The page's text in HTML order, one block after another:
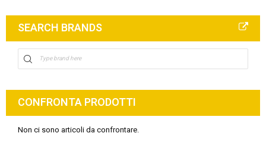
SEARCH BRANDS
CONFRONTA PRODOTTI
Non ci sono articoli da confrontare.